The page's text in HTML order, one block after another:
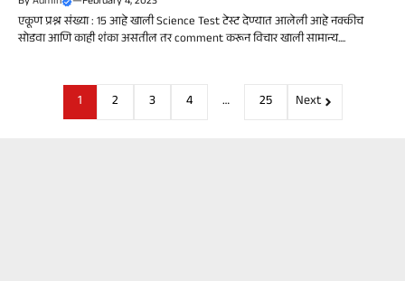
एकूण प्रश्न संख्या : 15 आहे खाली Science Test टेस्ट देण्यात आलेली आहे नक्कीच
सोडवा आणि काही शंका असतील तर comment करून विचार खाली सामान्य....
1 2 3 4 … 25 Next